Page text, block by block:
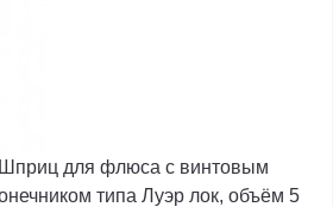
Шприц для флюса с винтовым
типа Луэр лок, объём 5